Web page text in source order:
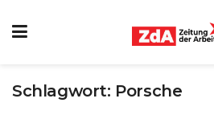
Schlagwort: Porsche